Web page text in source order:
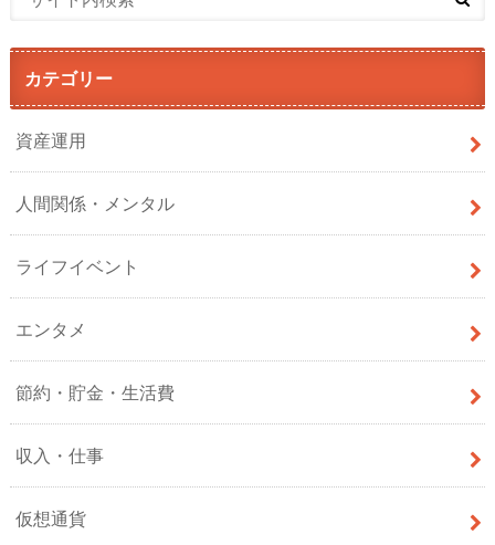
カテゴリー
資産運用
人間関係・メンタル
ライフイベント
エンタメ
節約・貯金・生活費
収入・仕事
仮想通貨